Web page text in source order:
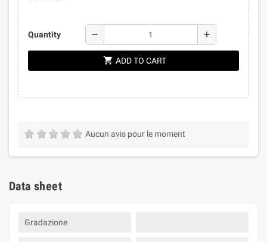
Quantity remove add
shopping_cart ADD TO CART
Aucun avis pour le moment
Data sheet
Gradazione